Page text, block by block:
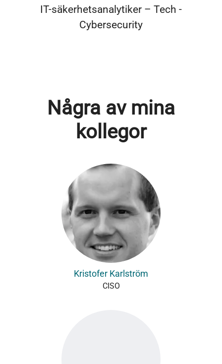
IT-säkerhetsanalytiker – Tech -
Cybersecurity
Några av mina
kollegor
Kristofer Karlström
CISO